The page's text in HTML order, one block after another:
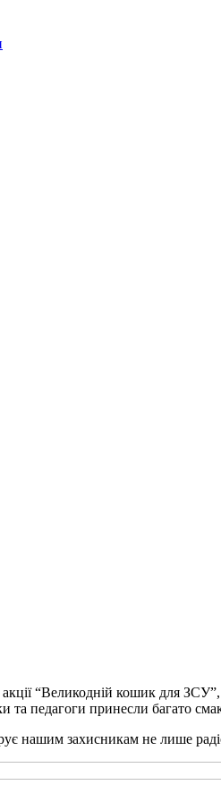
“Великодній кошик для ЗСУ”,
та педагоги принесли багато
нашим захисникам не лише